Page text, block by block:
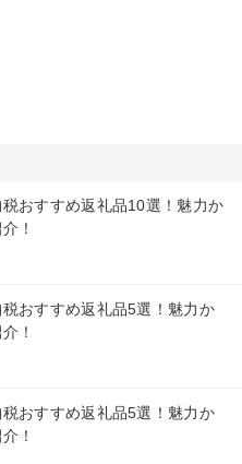
おすすめ返礼品10選！魅力か
！
おすすめ返礼品5選！魅力か
！
おすすめ返礼品5選！魅力か
！